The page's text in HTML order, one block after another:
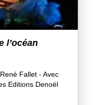
l’océan
Fallet - Avec
Editions Denoël